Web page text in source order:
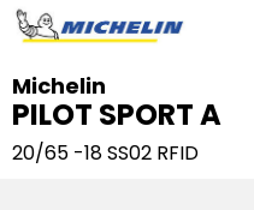
Michelin
PILOT SPORT A
20/65 -18SS02 RFID